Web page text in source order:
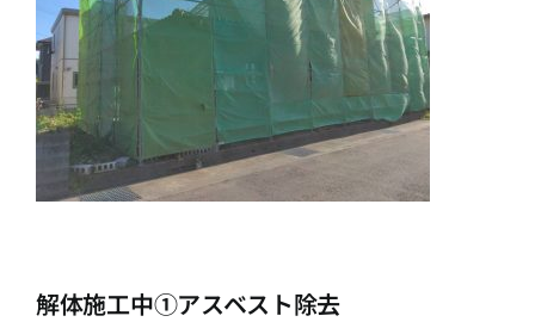
解体施工中①アスベスト除去